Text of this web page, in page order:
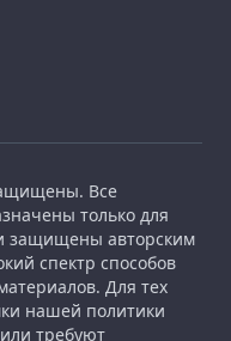
Все
только для
защищены авторским
спектр способов
Для тех
нашей политики
требуют